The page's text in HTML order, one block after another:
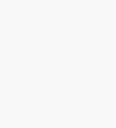
创百年纪录 当局